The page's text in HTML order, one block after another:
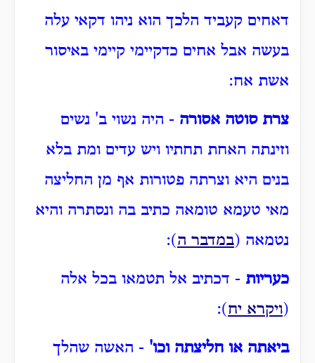
דאחים קעביד הלכך הוא ניהו דקאי עלה
בעשה אבל אחים כדקיימי קיימי באיסור
אשת אח:
צרת סוטה אסורה - היה נשוי ב' נשים
וזינתה האחת תחתיו ויש עדים ומת בלא
בנים היא וצרתה פטורות אף מן החליצה
מאי טעמא טומאה כתיב בה ונסתרה והיא
נטמאה (במדבר ה):
כעריות - דכתיב אל תטמאו בכל אלה
(ויקרא יח):
ביאתה או חליצתה וכו' - האשה שהלך